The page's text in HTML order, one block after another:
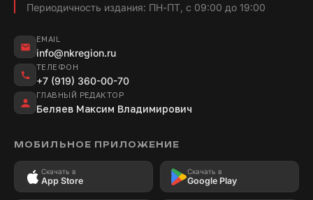
Периодичность издания: ПН-ПТ, с 09:00 до 19:00
EMAIL
info@nkregion.ru
ТЕЛЕФОН
+7 (919) 360-00-70
ГЛАВНЫЙ РЕДАКТОР
Беляев Максим Владимирович
МОБИЛЬНОЕ ПРИЛОЖЕНИЕ
Скачать в
App Store
Скачать в
Google Play